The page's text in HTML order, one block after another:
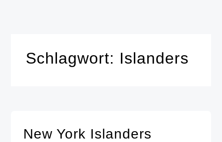
Schlagwort: Islanders
New York Islanders